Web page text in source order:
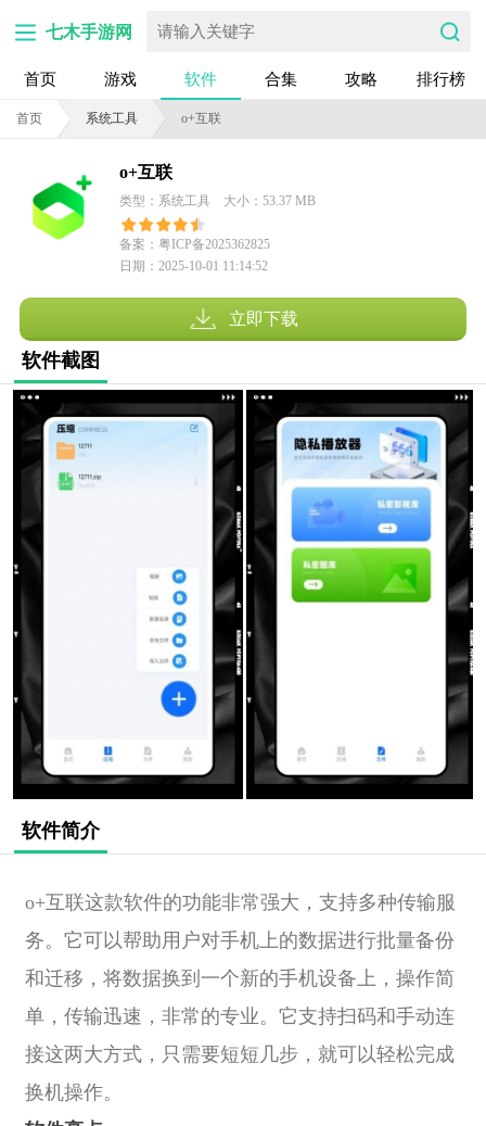
七木手游网
首页 游戏 软件 合集 攻略 排行榜
首页 系统工具 o+互联
o+互联
类型：系统工具 大小：53.37 MB
备案：粤ICP备2025362825
号-10A
日期：2025-10-01 11:14:52
立即下载
软件截图
软件简介
o+互联这款软件的功能非常强大，支持多种传输服
务。它可以帮助用户对手机上的数据进行批量备份
和迁移，将数据换到一个新的手机设备上，操作简
单，传输迅速，非常的专业。它支持扫码和手动连
接这两大方式，只需要短短几步，就可以轻松完成
换机操作。